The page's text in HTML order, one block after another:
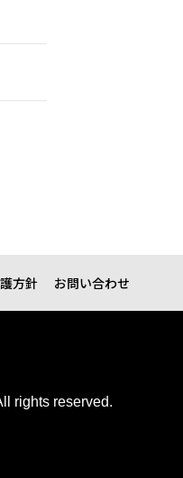
方針 お問い合わせ
rights reserved.